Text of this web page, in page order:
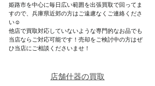
姫路市を中心に毎日広い範囲を出張買取で回ってま
すので、兵庫県近郊の方はご遠慮なくご連絡くださ
い☺
他店で買取対応していないような専門的なお品でも
当店ならご対応可能です！売却をご検討中の方はぜ
ひ当店にご相談くださいませ！
店舗什器の買取